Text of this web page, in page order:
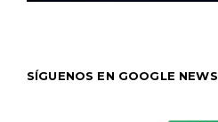
SÍGUENOS EN GOOGLE NEWS